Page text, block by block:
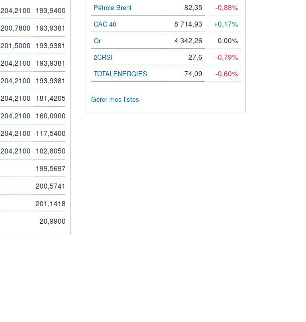
204,2100 193,9400
200,7800 193,9381
201,5000 193,9381
204,2100 193,9381
204,2100 193,9381
204,2100 181,4205
204,2100 160,0900
204,2100 117,5400
204,2100 102,8050
199,5697
200,5741
201,1418
20,9900
Pétrole Brent
82,35 -0,88%
CAC 40 8 714,93 +0,17%
Or 4 342,26 0,00%
2CRSI 27,6 -0,79%
TOTALENERGIES 74,09 -0,60%
Gérer mes listes